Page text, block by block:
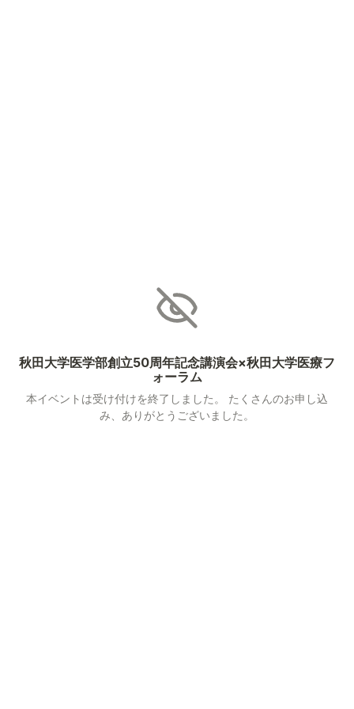
秋田大学医学部創立50周年記念講演会×秋田大学医療フ
ォーラム
本イベントは受け付けを終了しました。 たくさんのお申し込
み、ありがとうございました。